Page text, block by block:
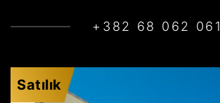
+382 68 062 061
Satılık